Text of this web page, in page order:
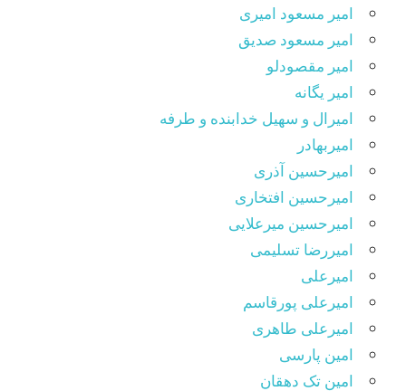
امیر مسعود امیری
امیر مسعود صدیق
امیر مقصودلو
امیر یگانه
امیرال و سهیل خدابنده و طرفه
امیربهادر
امیرحسین آذری
امیرحسین افتخاری
امیرحسین میرعلایی
امیررضا تسلیمی
امیرعلی
امیرعلی پورقاسم
امیرعلی طاهری
امین پارسی
امین تک دهقان